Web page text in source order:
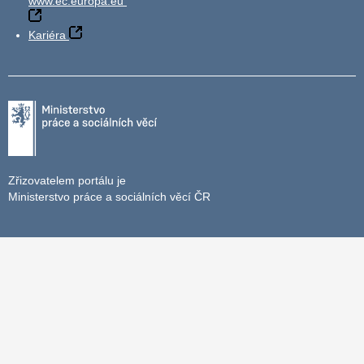
Kariéra
Zřizovatelem portálu je
Ministerstvo práce a sociálních věcí ČR